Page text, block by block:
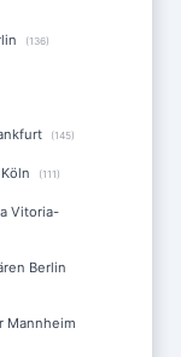
(136)
(145)
(111)
Vitoria-
Berlin
Mannheim